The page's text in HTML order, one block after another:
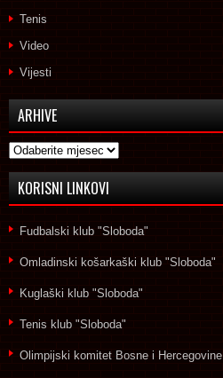
Tenis
Video
Vijesti
ARHIVE
Arhive
KORISNI LINKOVI
Fudbalski klub "Sloboda"
Omladinski košarkaški klub "Sloboda"
Kuglaški klub "Sloboda"
Tenis klub "Sloboda"
Olimpijski komitet Bosne i Hercegovine